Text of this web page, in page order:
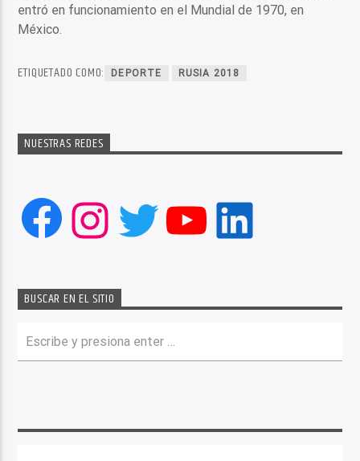
entró en funcionamiento en el Mundial de 1970, en
México.
ETIQUETADO COMO: DEPORTE RUSIA 2018
NUESTRAS REDES
Facebook
Instagram
Twitter
YouTube
LinkedIn
BUSCAR EN EL SITIO